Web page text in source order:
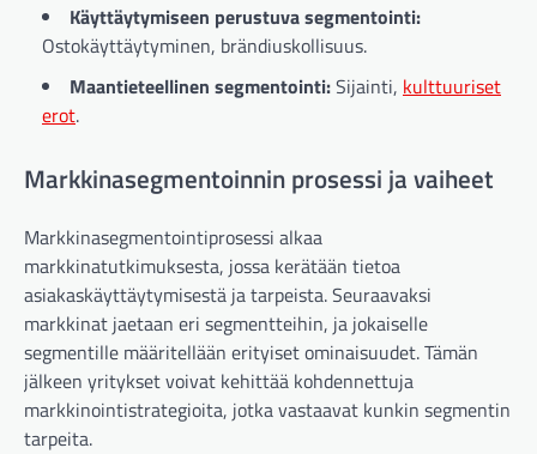
Käyttäytymiseen perustuva segmentointi:
Ostokäyttäytyminen, brändiuskollisuus.
Maantieteellinen segmentointi:Sijainti, kulttuuriset
erot.
Markkinasegmentoinnin prosessi ja vaiheet
Markkinasegmentointiprosessi alkaa
markkinatutkimuksesta, jossa kerätään tietoa
asiakaskäyttäytymisestä ja tarpeista. Seuraavaksi
markkinat jaetaan eri segmentteihin, ja jokaiselle
segmentille määritellään erityiset ominaisuudet. Tämän
jälkeen yritykset voivat kehittää kohdennettuja
markkinointistrategioita, jotka vastaavat kunkin segmentin
tarpeita.